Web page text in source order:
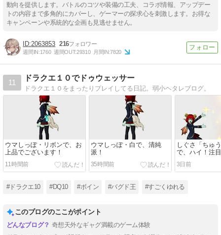
動向を提供します。バトルのコツや装備の工夫、コラボ情報、アップデー
トの内容まで多角的にカバーし、ゲーマーの探求心を刺激します。お得な
キャンペーンや系統的な企画も見逃せません。
2063853 216
週間IN:1760 週間OUT:29310 月間IN:7820
11
ドラクエ１０でドゥウェッサー
ドラクエ１０をまったりプレイしてる日記。弱小ヘタレブログ。
ウマしっぽ・リボンで、お
上品でございます！
11時間前
ウマしっぽ・白で、清純
派！
35時間前
しぐさ「ちゅ
で、ハイ！注
3日前
#ドラクエ10 #DQ10 #ボイン #バグド王 #すごくゆれる
このブログのここがポイント
奇想天外なギャグ満載のゲーム体験